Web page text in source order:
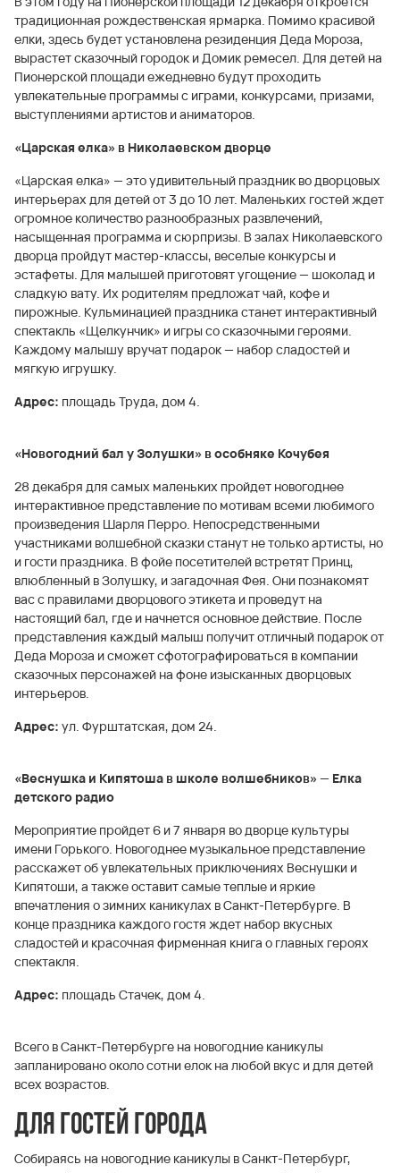
традиционная рождественская ярмарка. Помимо красивой
елки, здесь будет установлена резиденция Деда Мороза,
вырастет сказочный городок и Домик ремесел. Для детей на
Пионерской площади ежедневно будут проходить
увлекательные программы с играми, конкурсами, призами,
выступлениями артистов и аниматоров.
«Царская елка» в Николаевском дворце
«Царская елка» — это удивительный праздник во дворцовых
интерьерах для детей от 3 до 10 лет. Маленьких гостей ждет
огромное количество разнообразных развлечений,
насыщенная программа и сюрпризы. В залах Николаевского
дворца пройдут мастер-классы, веселые конкурсы и
эстафеты. Для малышей приготовят угощение — шоколад и
сладкую вату. Их родителям предложат чай, кофе и
пирожные. Кульминацией праздника станет интерактивный
спектакль «Щелкунчик» и игры со сказочными героями.
Каждому малышу вручат подарок — набор сладостей и
мягкую игрушку.
Адрес: площадь Труда, дом 4.
«Новогодний бал у Золушки» в особняке Кочубея
28 декабря для самых маленьких пройдет новогоднее
интерактивное представление по мотивам всеми любимого
произведения Шарля Перро. Непосредственными
участниками волшебной сказки станут не только артисты, но
и гости праздника. В фойе посетителей встретят Принц,
влюбленный в Золушку, и загадочная Фея. Они познакомят
вас с правилами дворцового этикета и проведут на
настоящий бал, где и начнется основное действие. После
представления каждый малыш получит отличный подарок от
Деда Мороза и сможет сфотографироваться в компании
сказочных персонажей на фоне изысканных дворцовых
интерьеров.
Адрес: ул. Фурштатская, дом 24.
«Веснушка и Кипятоша в школе волшебников» — Елка
детского радио
Мероприятие пройдет 6 и 7 января во дворце культуры
имени Горького. Новогоднее музыкальное представление
расскажет об увлекательных приключениях Веснушки и
Кипятоши, а также оставит самые теплые и яркие
впечатления о зимних каникулах в Санкт-Петербурге. В
конце праздника каждого гостя ждет набор вкусных
сладостей и красочная фирменная книга о главных героях
спектакля.
Адрес: площадь Стачек, дом 4.
Всего в Санкт-Петербурге на новогодние каникулы
запланировано около сотни елок на любой вкус и для детей
всех возрастов.
Для гостей города
Собираясь на новогодние каникулы в Санкт-Петербург,